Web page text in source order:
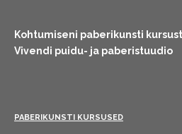
Kohtumiseni paberikunsti
Vivendi puidu- ja paberistuudio
PABERIKUNSTI KURSUSED